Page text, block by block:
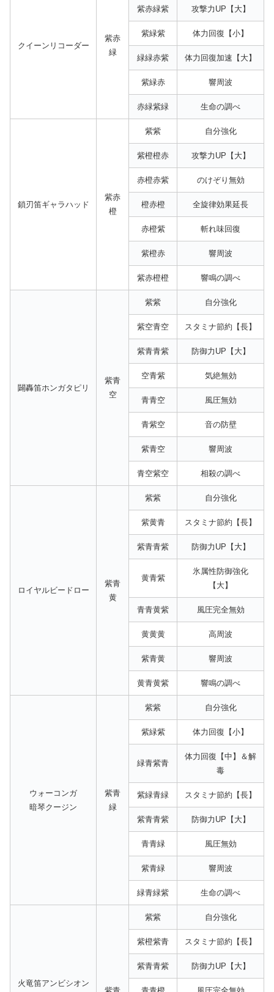
クイーンリコーダー
紫赤
緑
紫赤緑紫 攻撃力UP【大】
紫緑紫 体力回復【小】
緑緑赤紫 体力回復加速【大】
紫緑赤 響周波
赤緑紫緑 生命の調べ
鎖刃笛ギャラハッド
紫赤
橙
紫紫 自分強化
紫橙橙赤 攻撃力UP【大】
赤橙赤紫 のけぞり無効
橙赤橙 全旋律効果延長
赤橙紫 斬れ味回復
紫橙赤 響周波
紫赤橙橙 響鳴の調べ
闢轟笛ホンガタピリ
紫青
空
紫紫 自分強化
紫空青空 スタミナ節約【長】
紫青青紫 防御力UP【大】
空青紫 気絶無効
青青空 風圧無効
青紫空 音の防壁
紫青空 響周波
青空紫空 相殺の調べ
ロイヤルビードロー
紫青
黄
紫紫 自分強化
紫黄青 スタミナ節約【長】
紫青青紫 防御力UP【大】
黄青紫
氷属性防御強化
【大】
青青黄紫 風圧完全無効
黄黄黄 高周波
紫青黄 響周波
黄青黄紫 響鳴の調べ
ウォーコンガ
暗琴クージン
紫青
緑
紫紫 自分強化
紫緑紫 体力回復【小】
緑青紫青
体力回復【中】＆解
毒
紫緑青緑 スタミナ節約【長】
紫青青紫 防御力UP【大】
青青緑 風圧無効
紫青緑 響周波
緑青緑紫 生命の調べ
火竜笛アンビシオン
紫紫 自分強化
紫橙紫青 スタミナ節約【長】
紫青青紫 防御力UP【大】